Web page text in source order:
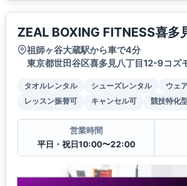
ZEAL BOXING FITNESS喜多
祖師ヶ谷大蔵駅から車で4分
東京都世田谷区喜多見八丁目12-9コズ
タオルレンタル シューズレンタル
ウェ
レッスン振替可
キャンセル可 競技特化
営業時間
平日・祝日10:00〜22:00